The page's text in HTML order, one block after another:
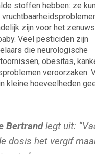
stoffen hebben: ze
zijn voor het
Veel pesticiden zijn
die neurologische
obesitas,
veroorzaken.
kleine hoeveelheden
Bertrandlegt uit:
dosis het vergif